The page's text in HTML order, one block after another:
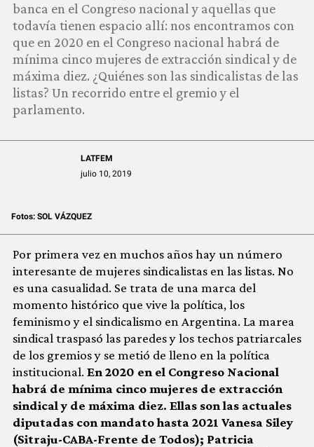
QUIÉNES SOMOS
banca en el Congreso nacional y aquellas que
todavía tienen espacio allí: nos encontramos con
que en 2020 en el Congreso nacional habrá de
mínima cinco mujeres de extracción sindical y de
máxima diez. ¿Quiénes son las sindicalistas de las
listas? Un recorrido entre el gremio y el
parlamento.
LATFEM
julio 10, 2019
Fotos: SOL VÁZQUEZ
Por primera vez en muchos años hay un número
interesante de mujeres sindicalistas en las listas. No
es una casualidad. Se trata de una marca del
momento histórico que vive la política, los
feminismo y el sindicalismo en Argentina. La marea
sindical traspasó las paredes y los techos patriarcales
de los gremios y se metió de lleno en la política
institucional. En 2020 en el Congreso Nacional
habrá de mínima cinco mujeres de extracción
sindical y de máxima diez. Ellas son las actuales
diputadas con mandato hasta 2021 Vanesa Siley
(Sitraju-CABA-Frente de Todos); Patricia